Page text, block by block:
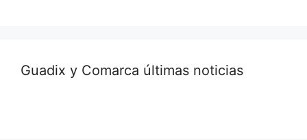
Guadix y Comarca últimas noticias